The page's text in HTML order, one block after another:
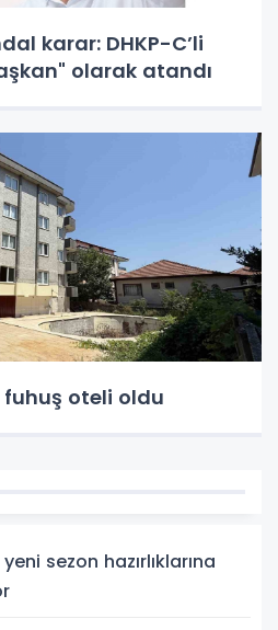
karar: DHKP-C’li
olarak atandı
fuhuş oteli oldu
sezon hazırlıklarına